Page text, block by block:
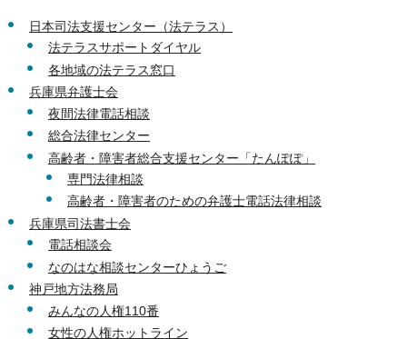
日本司法支援センター（法テラス）
法テラスサポートダイヤル
各地域の法テラス窓口
兵庫県弁護士会
夜間法律電話相談
総合法律センター
高齢者・障害者総合支援センター「たんぽぽ」
専門法律相談
高齢者・障害者のための弁護士電話法律相談
兵庫県司法書士会
電話相談会
なのはな相談センターひょうご
神戸地方法務局
みんなの人権110番
女性の人権ホットライン